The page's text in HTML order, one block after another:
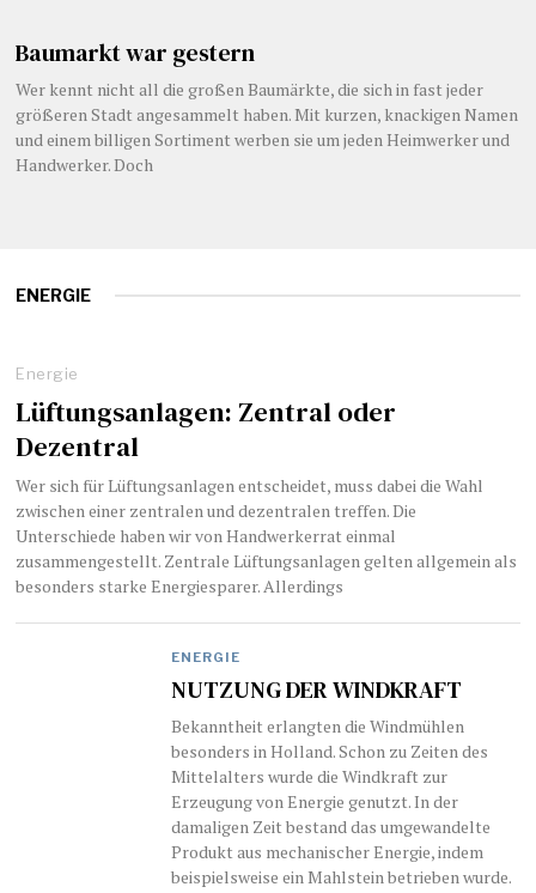
Baumarkt war gestern
Wer kennt nicht all die großen Baumärkte, die sich in fast jeder
größeren Stadt angesammelt haben. Mit kurzen, knackigen Namen
und einem billigen Sortiment werben sie um jeden Heimwerker und
Handwerker. Doch
ENERGIE
Energie
Lüftungsanlagen: Zentral oder
Dezentral
Wer sich für Lüftungsanlagen entscheidet, muss dabei die Wahl
zwischen einer zentralen und dezentralen treffen. Die
Unterschiede haben wir von Handwerkerrat einmal
zusammengestellt. Zentrale Lüftungsanlagen gelten allgemein als
besonders starke Energiesparer. Allerdings
ENERGIE
NUTZUNG DER WINDKRAFT
Bekanntheit erlangten die Windmühlen
besonders in Holland. Schon zu Zeiten des
Mittelalters wurde die Windkraft zur
Erzeugung von Energie genutzt. In der
damaligen Zeit bestand das umgewandelte
Produkt aus mechanischer Energie, indem
beispielsweise ein Mahlstein betrieben wurde.